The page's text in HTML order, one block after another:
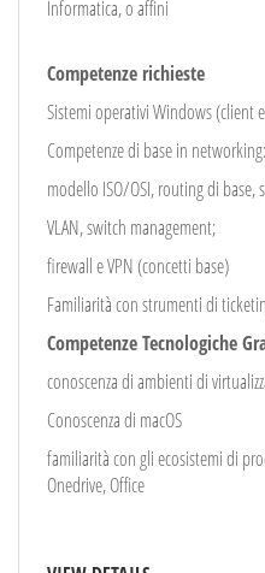
Informatica, o affini
Competenze richieste
Sistemi operativi Windows (client
Competenze di base in networking:
modello ISO/OSI, routing di base,
VLAN, switch management;
firewall e VPN (concetti base)
Familiarità con strumenti di
Competenze Tecnologiche
conoscenza di ambienti di
Conoscenza di macOS
familiarità con gli ecosistemi di
Onedrive, Office